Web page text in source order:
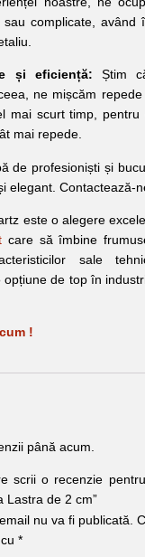
sau complicate, având
și eficiență: Știm
ne mișcăm
mai scurt timp,
mai repede.
de profesioniști și
elegant. Contactează-
este o alegere
care să îmbine
sale
opțiune de top în
!
până acum.
scrii o recenzie
Lastra de 2 cm”
nu va fi publicată.
*